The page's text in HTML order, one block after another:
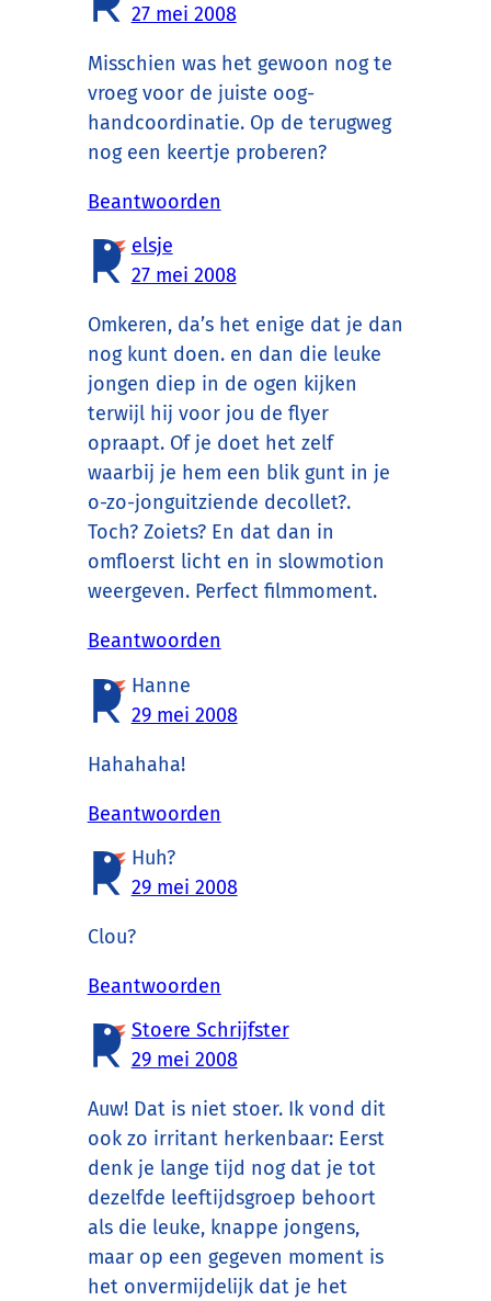
27 mei 2008
Misschien was het gewoon nog te
vroeg voor de juiste oog-
handcoordinatie. Op de terugweg
nog een keertje proberen?
Beantwoorden
elsje
27 mei 2008
Omkeren, da’s het enige dat je dan
nog kunt doen. en dan die leuke
jongen diep in de ogen kijken
terwijl hij voor jou de flyer
opraapt. Of je doet het zelf
waarbij je hem een blik gunt in je
o-zo-jonguitziende decollet?.
Toch? Zoiets? En dat dan in
omfloerst licht en in slowmotion
weergeven. Perfect filmmoment.
Beantwoorden
Hanne
29 mei 2008
Hahahaha!
Beantwoorden
Huh?
29 mei 2008
Clou?
Beantwoorden
Stoere Schrijfster
29 mei 2008
Auw! Dat is niet stoer. Ik vond dit
ook zo irritant herkenbaar: Eerst
denk je lange tijd nog dat je tot
dezelfde leeftijdsgroep behoort
als die leuke, knappe jongens,
maar op een gegeven moment is
het onvermijdelijk dat je het